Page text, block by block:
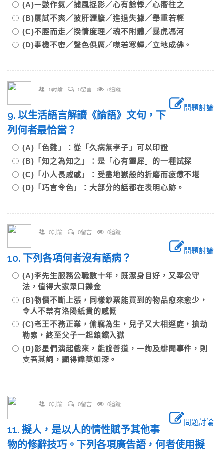
(A)一鼓作氣／捕風捉影／心有餘悸／心嚮往之
(B)屢試不爽／披肝瀝膽／進退失據／舉重若輕
(C)不脛而走／揆情度理／魂不附體／暴虎馮河
(D)事機不密／聲色俱厲／噤若寒蟬／立地成佛。
0討論 0留言 0追蹤
問題討論
9. 以生活語言解讀《論語》文句，下
列何者最恰當？
(A)「色難」：從「久病無孝子」可以印證
(B)「知之為知之」：是「心有靈犀」的一種試探
(C)「小人長戚戚」：受盡地獄般的折磨而疲憊不堪
(D)「巧言令色」：大部分的話都在表明心跡。
0討論 0留言 0追蹤
問題討論
10. 下列各項何者沒有語病？
(A)李先生服務公職數十年，既潔身自好，又奉公守
法，值得大家眾口鑠金
(B)物價不斷上漲，同樣鈔票能買到的物品愈來愈少，
令人不禁有洛陽紙貴的感慨
(C)老王不務正業，偷竊為生，兒子又大相逕庭，搶劫
勒索，終至父子一起鋃鐺入獄
(D)影星們演起戲來，能說善道，一詢及緋聞事件，則
支吾其詞，顯得諱莫如深。
0討論 0留言 0追蹤
問題討論
11. 擬人，是以人的情性賦予其他事
物的修辭技巧。下列各項廣告語，何者使用擬